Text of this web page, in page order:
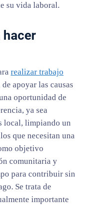
su vida laboral.
hacer
realizar trabajo
apoyar las causas
oportunidad de
ya sea
local, limpiando un
que necesitan una
objetivo
comunitaria y
para contribuir sin
Se trata de
importante